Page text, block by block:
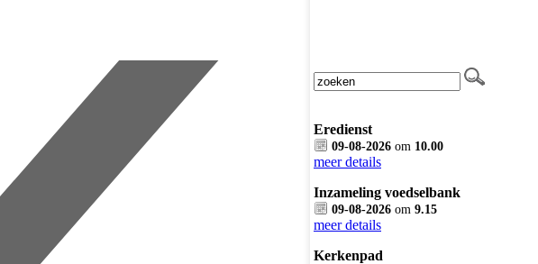
Eredienst
09-08-2026 om 10.00
meer details
Inzameling voedselbank
09-08-2026 om 9.15
meer details
Kerkenpad